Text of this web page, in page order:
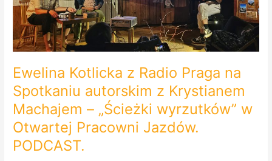
Ewelina Kotlicka z Radio Praga na
Spotkaniu autorskim z Krystianem
Machajem – „Ścieżki wyrzutków” w
Otwartej Pracowni Jazdów.
PODCAST.
Machajem
„Ścieżki
wyrzutków”
Otwartej
Pracowni
Jazdów.
PODCAST.